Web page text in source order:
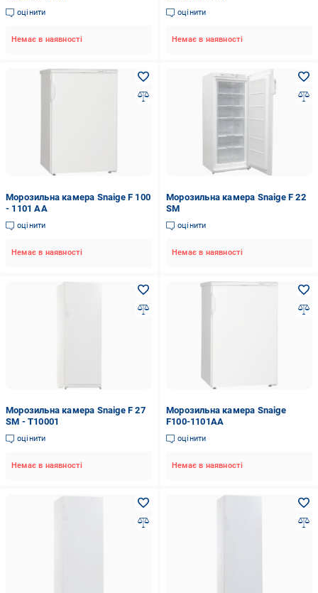
оцінити
Немає в наявності
оцінити
Немає в наявності
Морозильна камера Snaige F 100
- 1101 AА
оцінити
Немає в наявності
Морозильна камера Snaige F 22
SM
оцінити
Немає в наявності
Морозильна камера Snaige F 27
SM - T10001
оцінити
Немає в наявності
Морозильна камера Snaige
F100-1101AA
оцінити
Немає в наявності